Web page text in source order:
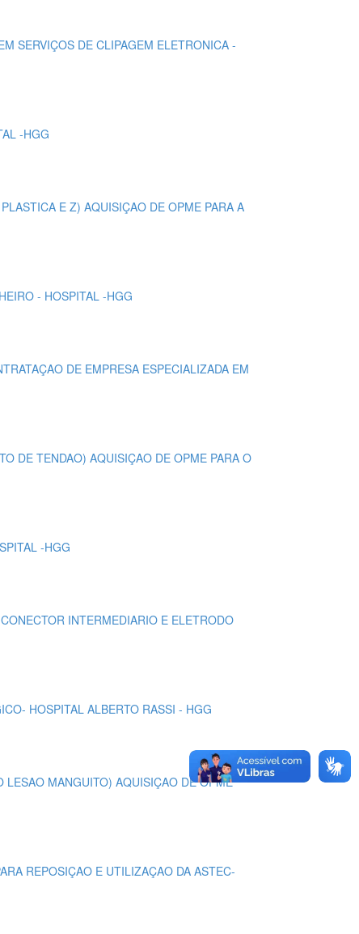
SERVIÇOS DE CLIPAGEM ELETRONICA -
-HGG
E Z) AQUISIÇAO DE OPME PARA A
- HOSPITAL -HGG
DE EMPRESA ESPECIALIZADA EM
DE TENDAO) AQUISIÇAO DE OPME PARA O
-HGG
INTERMEDIARIO E ELETRODO
HOSPITAL ALBERTO RASSI - HGG
MANGUITO) AQUISIÇAO DE OPME
REPOSIÇAO E UTILIZAÇAO DA ASTEC-